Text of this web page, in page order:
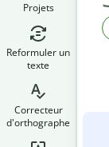
Projets
Reformuler un
texte
Correcteur
d'orthographe